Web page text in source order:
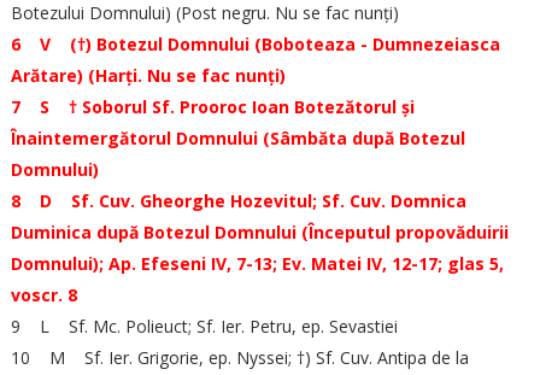
Botezului Domnului) (Post negru. Nu se fac nunți)
6 V (†) Botezul Domnului (Boboteaza - Dumnezeiasca
Arătare) (Harți. Nu se fac nunți)
7 S † Soborul Sf. Prooroc Ioan Botezătorul și
Înaintemergătorul Domnului (Sâmbăta după Botezul
Domnului)
8 D Sf. Cuv. Gheorghe Hozevitul; Sf. Cuv. Domnica
Duminica după Botezul Domnului (Începutul propovăduirii
Domnului); Ap. Efeseni IV, 7-13; Ev. Matei IV, 12-17; glas 5,
voscr. 8
9 L Sf. Mc. Polieuct; Sf. Ier. Petru, ep. Sevastiei
10 M Sf. Ier. Grigorie, ep. Nyssei; †) Sf. Cuv. Antipa de la